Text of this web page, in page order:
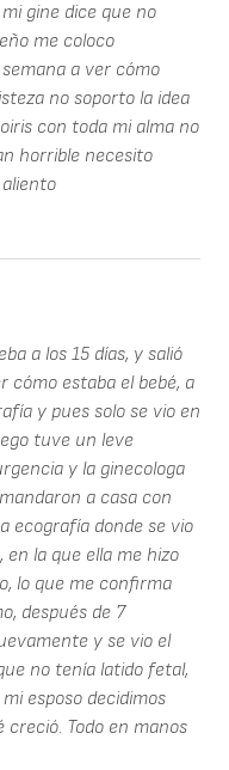
gine dice que no
me coloco
a ver cómo
no soporto la idea
con toda mi alma no
horrible necesito
a los 15 días, y salió
cómo estaba el bebé, a
y pues solo se vio en
tuve un leve
y la ginecologa
a casa con
ecografía donde se vio
la que ella me hizo
lo que me confirma
después de 7
y se vio el
no tenía latido fetal,
esposo decidimos
creció. Todo en manos